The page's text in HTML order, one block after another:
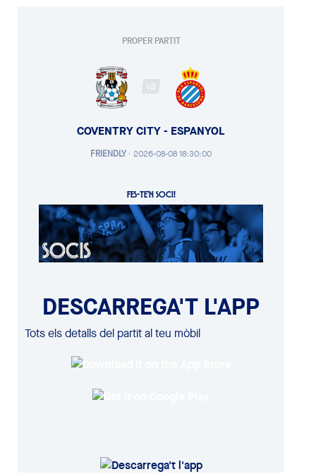
PROPER PARTIT
VS
COVENTRY CITY - ESPANYOL
FRIENDLY· 2026-08-08 18:30:00
FES-TE'N SOCI!
DESCARREGA'T L'APP
Tots els detalls del partit al teu mòbil